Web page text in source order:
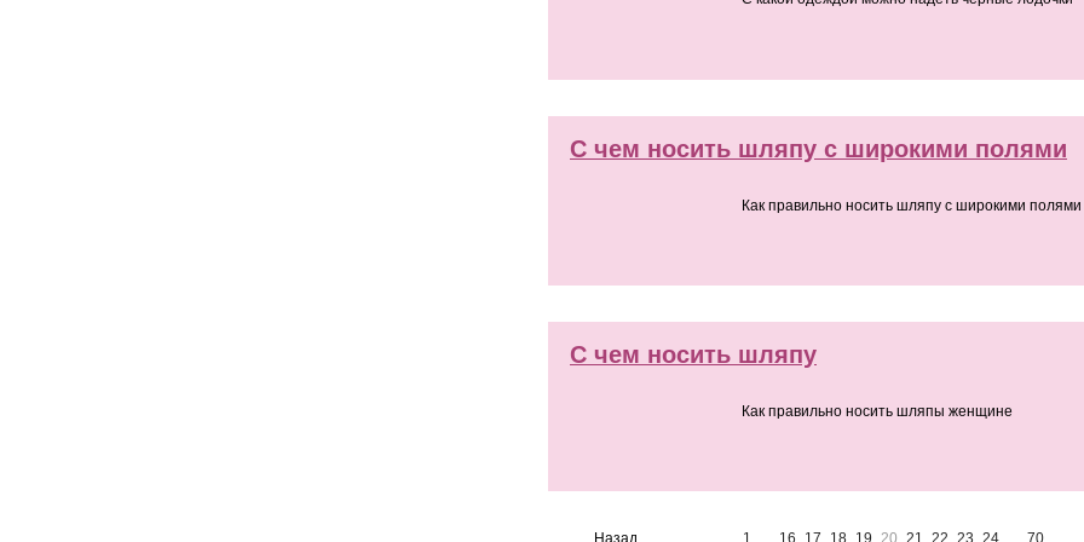
С чем носить шляпу с широкими полями
Как правильно носить шляпу с широкими полями
С чем носить шляпу
Как правильно носить шляпы женщине
Назад 1 16 17 18 19 20 21 22 23 24 70